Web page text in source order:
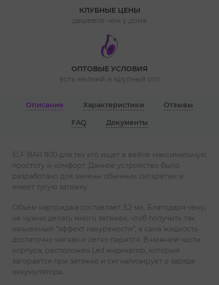
КЛУБНЫЕ ЦЕНЫ
дешевле чем у дома
ОПТОВЫЕ УСЛОВИЯ
есть мелкий и крупный опт
Описание Характеристики
Отзывы
FAQ
Документы
ELF BAR 800 для тех кто ищет в вейпе максимальную
простоту и комфорт. Данное устройство было
разработано для замены обычным сигаретам и
имеет тугую затяжку.
Объем картриджа составляет 3,2 мл. Благодаря чему,
не нужно делать много затяжек, чтоб получить так
назывемый "эффект накурености", а сама жидкость
достаточно мягкая и легко парится. В нижней части
корпуса, расположен Led индикатор, который
загорается при затяжке и сигнализирует о заряде
аккумулятора.